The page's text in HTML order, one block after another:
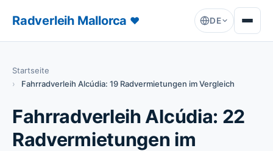
Radverleih Mallorca ♥ DE
Startseite
Fahrradverleih Alcúdia: 19 Radvermietungen im Vergleich
Fahrradverleih Alcúdia: 22
Radvermietungen im